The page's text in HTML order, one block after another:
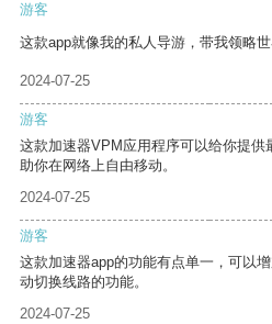
游客
这款app就像我的私人导游，带我领略世
2024-07-25
游客
这款加速器VPM应用程序可以给你提
助你在网络上自由移动。
2024-07-25
游客
这款加速器app的功能有点单一，可以
动切换线路的功能。
2024-07-25